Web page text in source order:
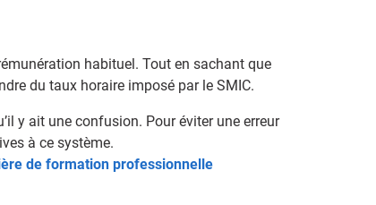
habituel. Tout en sachant que
du taux horaire imposé par le SMIC.
y ait une confusion. Pour éviter une erreur
à ce système.
de formation professionnelle